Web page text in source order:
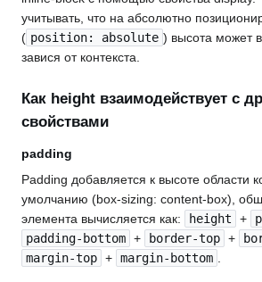
учитывать, что на абсолютно
( position: absolute ) высота может
завися от контекста.
Как height взаимодействует с
свойствами
padding
Padding добавляется к высоте области
умолчанию (box-sizing: content-box),
элемента вычисляется как:
height +
padding-bottom + border-top +
margin-top + margin-bottom